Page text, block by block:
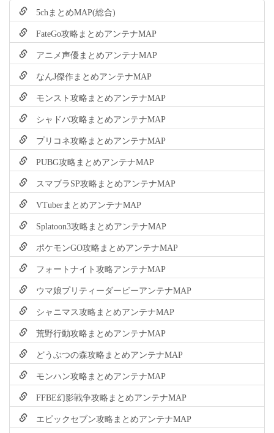
5chまとめMAP(総合)
FateGo攻略まとめアンテナMAP
アニメ声優まとめアンテナMAP
なんJ傑作まとめアンテナMAP
モンスト攻略まとめアンテナMAP
シャドバ攻略まとめアンテナMAP
プリコネ攻略まとめアンテナMAP
PUBG攻略まとめアンテナMAP
スマブラSP攻略まとめアンテナMAP
VTuberまとめアンテナMAP
Splatoon3攻略まとめアンテナMAP
ポケモンGO攻略まとめアンテナMAP
フォートナイト攻略アンテナMAP
ウマ娘プリティーダービーアンテナMAP
シャニマス攻略まとめアンテナMAP
荒野行動攻略まとめアンテナMAP
どうぶつの森攻略まとめアンテナMAP
モンハン攻略まとめアンテナMAP
FFBE幻影戦争攻略まとめアンテナMAP
エピックセブン攻略まとめアンテナMAP